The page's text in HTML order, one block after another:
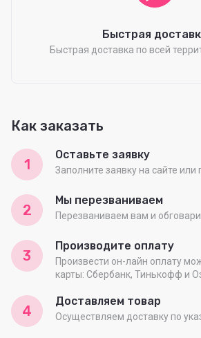
Быстрая
Быстрая доставка по всей
Как заказать
1
Оставьте заявку
Заполните заявку на сайте или
2
Мы перезваниваем
Перезваниваем вам и
3
Производите оплату
Произвести он-лайн оплату
карты: Сбербанк, Тинькофф и
4
Доставляем товар
Осуществляем доставку по